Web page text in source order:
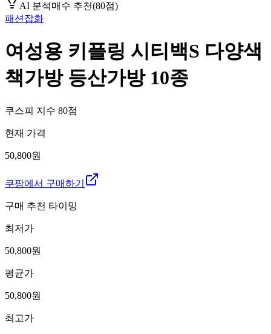
AI 분석매수 추천(80점)
패션잡화
여성용 키플링 시티백S 다양색
책가방 등산가방 10종
쿠스피 지수 80점
현재 가격
50,800원
쿠팡에서 구매하기
구매 추천 타이밍
최저가
50,800원
평균가
50,800원
최고가